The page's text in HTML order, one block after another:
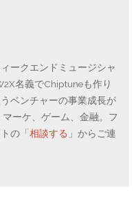
ークエンドミュージシャ
名義でChiptuneも作り
ベンチャーの事業成長が
ーケ、ゲーム、金融。フ
の「相談する 」からご連